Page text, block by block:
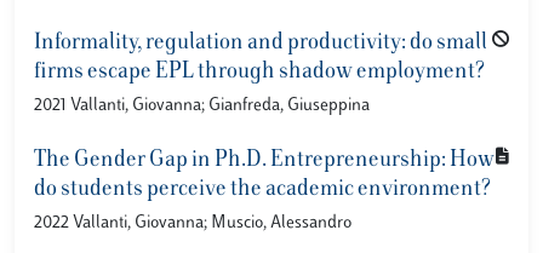
Informality, regulation and productivity: do small
firms escape EPL through shadow employment?
2021 Vallanti, Giovanna; Gianfreda, Giuseppina
The Gender Gap in Ph.D. Entrepreneurship: How
do students perceive the academic environment?
2022 Vallanti, Giovanna; Muscio, Alessandro